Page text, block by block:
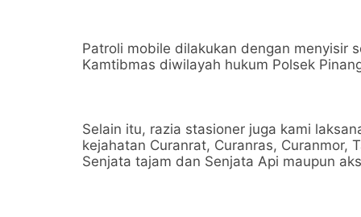
Patroli mobile dilakukan dengan menyisir
Kamtibmas diwilayah hukum Polsek
Selain itu, razia stasioner juga kami
kejahatan Curanrat, Curanras, Curanmor,
Senjata tajam dan Senjata Api maupun